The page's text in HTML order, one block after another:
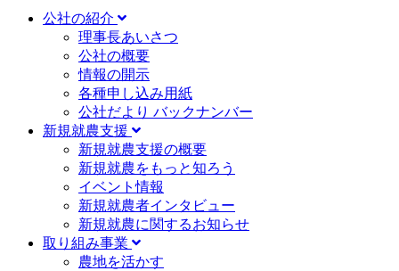
公社の紹介
理事長あいさつ
公社の概要
情報の開示
各種申し込み用紙
公社だより バックナンバー
新規就農支援
新規就農支援の概要
新規就農をもっと知ろう
イベント情報
新規就農者インタビュー
新規就農に関するお知らせ
取り組み事業
農地を活かす